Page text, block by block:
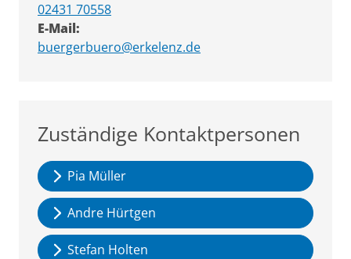
02431 70558
E-Mail:
buergerbuero@erkelenz.de
Zuständige Kontaktpersonen
Pia Müller
Andre Hürtgen
Stefan Holten